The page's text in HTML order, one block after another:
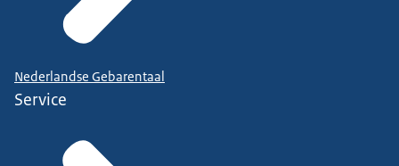
Nederlandse Gebarentaal
Service